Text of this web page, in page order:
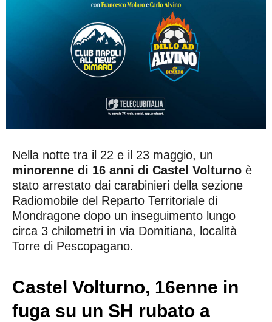
Nella notte tra il 22 e il 23 maggio, un
minorenne di 16 anni di Castel Volturno è
stato arrestato dai carabinieri della sezione
Radiomobile del Reparto Territoriale di
Mondragone dopo un inseguimento lungo
circa 3 chilometri in via Domitiana, località
Torre di Pescopagano.
Castel Volturno, 16enne in
fuga su un SH rubato a